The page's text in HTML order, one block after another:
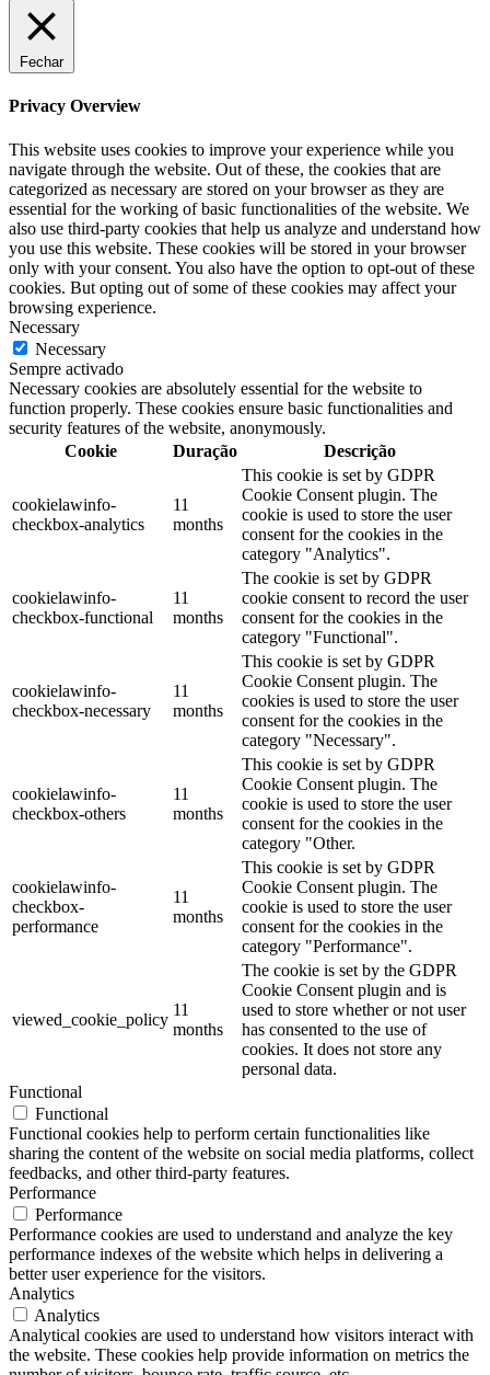
Fechar
Privacy Overview
This website uses cookies to improve your experience while you
navigate through the website. Out of these, the cookies that are
categorized as necessary are stored on your browser as they are
essential for the working of basic functionalities of the website. We
also use third-party cookies that help us analyze and understand how
you use this website. These cookies will be stored in your browser
only with your consent. You also have the option to opt-out of these
cookies. But opting out of some of these cookies may affect your
browsing experience.
Necessary
Necessary
Sempre activado
Necessary cookies are absolutely essential for the website to
function properly. These cookies ensure basic functionalities and
security features of the website, anonymously.
Cookie
Duração Descrição
cookielawinfo-
checkbox-analytics
11
months
This cookie is set by GDPR
Cookie Consent plugin. The
cookie is used to store the user
consent for the cookies in the
category "Analytics".
cookielawinfo-
checkbox-functional
11
months
The cookie is set by GDPR
cookie consent to record the user
consent for the cookies in the
category "Functional".
cookielawinfo-
checkbox-necessary
11
months
This cookie is set by GDPR
Cookie Consent plugin. The
cookies is used to store the user
consent for the cookies in the
category "Necessary".
cookielawinfo-
checkbox-others
11
months
This cookie is set by GDPR
Cookie Consent plugin. The
cookie is used to store the user
consent for the cookies in the
category "Other.
cookielawinfo-
checkbox-
performance
11
months
This cookie is set by GDPR
Cookie Consent plugin. The
cookie is used to store the user
consent for the cookies in the
category "Performance".
viewed_cookie_policy
11
months
The cookie is set by the GDPR
Cookie Consent plugin and is
used to store whether or not user
has consented to the use of
cookies. It does not store any
personal data.
Functional
Functional
Functional cookies help to perform certain functionalities like
sharing the content of the website on social media platforms, collect
feedbacks, and other third-party features.
Performance
Performance
Performance cookies are used to understand and analyze the key
performance indexes of the website which helps in delivering a
better user experience for the visitors.
Analytics
Analytics
Analytical cookies are used to understand how visitors interact with
the website. These cookies help provide information on metrics the